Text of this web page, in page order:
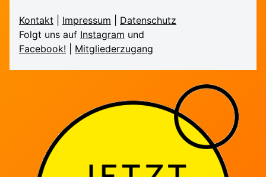
Kontakt Impressum
Daten­schutz
Folgt uns auf Instagram und
Facebook!
Mitglieder­zugang